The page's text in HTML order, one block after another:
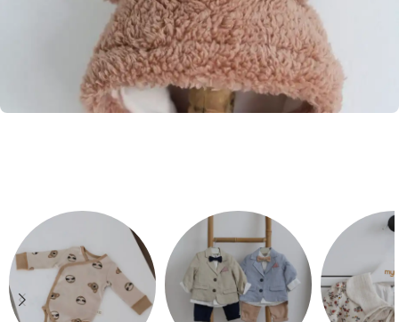
Kupi odmah